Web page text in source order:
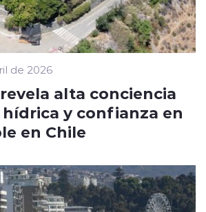
de 2026
alta conciencia
y confianza en
en Chile